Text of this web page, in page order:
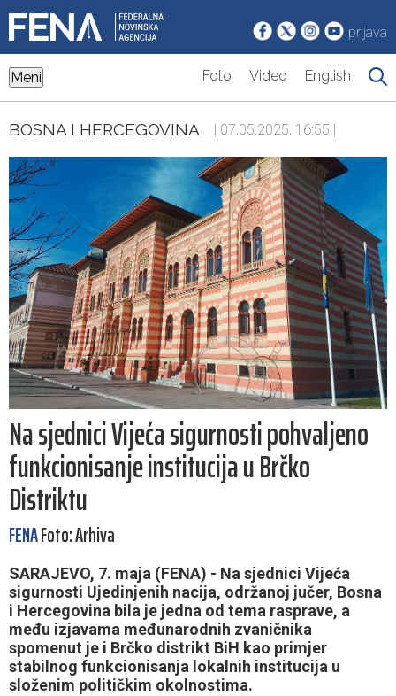
prijava
Meni Foto Video English
BOSNA I HERCEGOVINA | 07.05.2025. 16:55 |
Na sjednici Vijeća sigurnosti pohvaljeno
funkcionisanje institucija u Brčko
Distriktu
FENAFoto: Arhiva
SARAJEVO, 7. maja (FENA) - Na sjednici Vijeća
sigurnosti Ujedinjenih nacija, održanoj jučer, Bosna
i Hercegovina bila je jedna od tema rasprave, a
među izjavama međunarodnih zvaničnika
spomenut je i Brčko distrikt BiH kao primjer
stabilnog funkcionisanja lokalnih institucija u
složenim političkim okolnostima.